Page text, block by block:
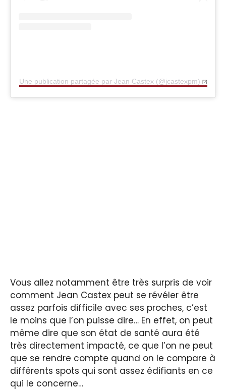
Une publication partagée par Jean Castex (@jcastexpm)
Vous allez notamment être très surpris de voir
comment Jean Castex peut se révéler être
assez parfois difficile avec ses proches, c’est
le moins que l’on puisse dire… En effet, on peut
même dire que son état de santé aura été
très directement impacté, ce que l’on ne peut
que se rendre compte quand on le compare à
différents spots qui sont assez édifiants en ce
qui le concerne…